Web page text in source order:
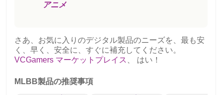
アニメ
さあ、お気に入りのデジタル製品のニーズを、最も安
く、早く、安全に、すぐに補充してください。
VCGamers マーケットプレイス
、 はい！
MLBB製品の推奨事項